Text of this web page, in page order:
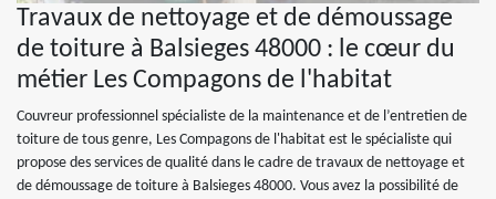
Travaux de nettoyage et de démoussage
de toiture à Balsieges 48000 : le cœur du
métier Les Compagons de l'habitat
Couvreur professionnel spécialiste de la maintenance et de l’entretien de
toiture de tous genre, Les Compagons de l'habitat est le spécialiste qui
propose des services de qualité dans le cadre de travaux de nettoyage et
de démoussage de toiture à Balsieges 48000. Vous avez la possibilité de